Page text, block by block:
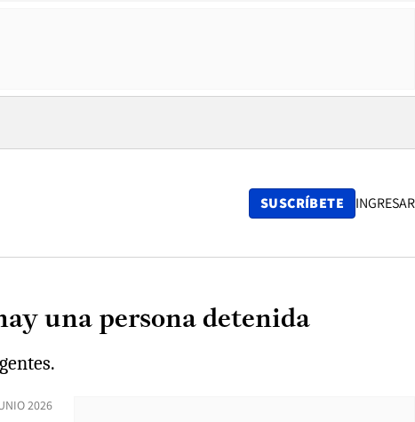
SUSCRÍBETE INGRESAR
una persona detenida
2026